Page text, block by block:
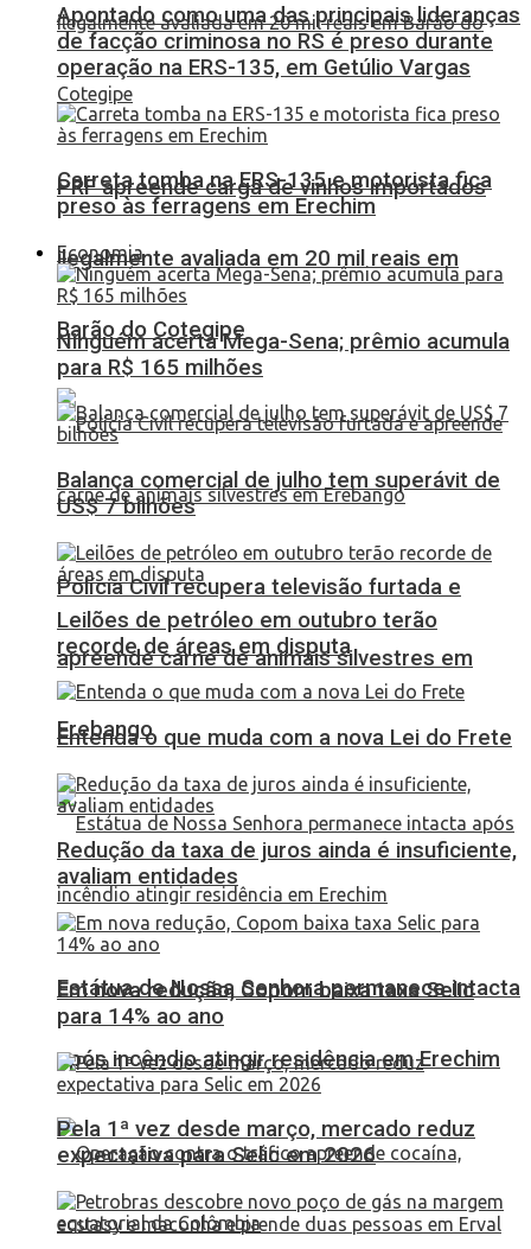
PRF apreende carga de vinhos importados
ilegalmente avaliada em 20 mil reais em
Barão do Cotegipe
Polícia Civil recupera televisão furtada e
apreende carne de animais silvestres em
Erebango
Estátua de Nossa Senhora permanece intacta
após incêndio atingir residência em Erechim
Apontado como uma das principais lideranças
de facção criminosa no RS é preso durante
operação na ERS-135, em Getúlio Vargas
Carreta tomba na ERS-135 e motorista fica
preso às ferragens em Erechim
Economia
Ninguém acerta Mega-Sena; prêmio acumula
para R$ 165 milhões
Balança comercial de julho tem superávit de
US$ 7 bilhões
Leilões de petróleo em outubro terão
recorde de áreas em disputa
Entenda o que muda com a nova Lei do Frete
Redução da taxa de juros ainda é insuficiente,
avaliam entidades
Em nova redução, Copom baixa taxa Selic
para 14% ao ano
Pela 1ª vez desde março, mercado reduz
expectativa para Selic em 2026